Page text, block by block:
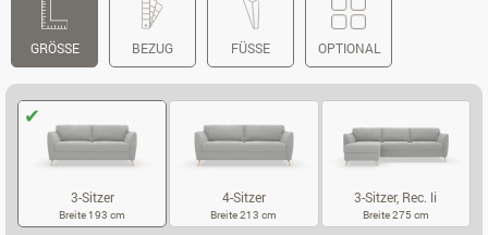
GRÖSSE BEZUG FÜSSE OPTIONAL
3-Sitzer
Breite 193 cm
4-Sitzer
Breite 213 cm
3-Sitzer, Rec. li
Breite 275 cm